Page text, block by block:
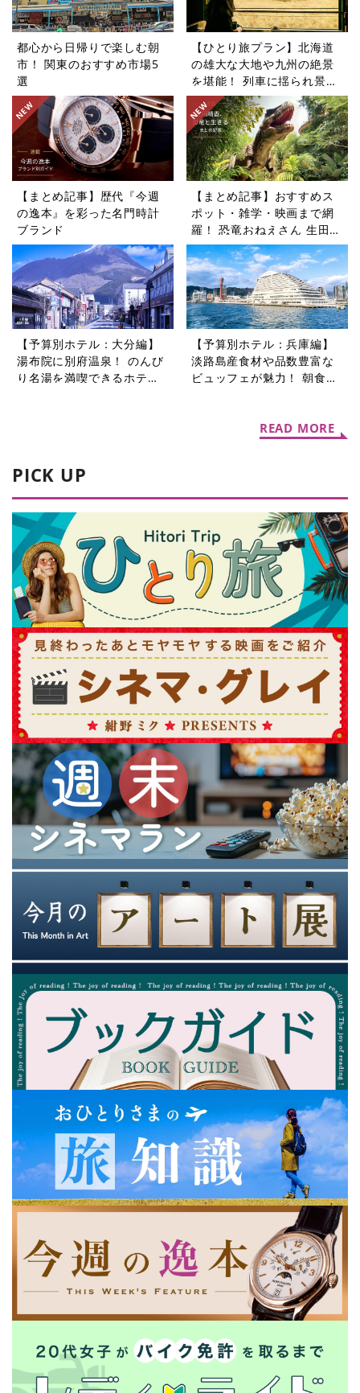
都心から日帰りで楽しむ朝
市！ 関東のおすすめ市場5
選
【ひとり旅プラン】北海道
の雄大な大地や九州の絶景
を堪能！ 列車に揺られ景色
を楽しむ旅5選
【まとめ記事】歴代『今週
の逸本』を彩った名門時計
ブランド
【まとめ記事】おすすめス
ポット・雑学・映画まで網
羅！ 恐竜おねえさん 生田晴
香の恐竜コラム9選
【予算別ホテル：大分編】
湯布院に別府温泉！ のんび
り名湯を満喫できるホテル5
【予算別ホテル：兵庫編】
淡路島産食材や品数豊富な
ビュッフェが魅力！ 朝食が
READ MORE
PICK UP